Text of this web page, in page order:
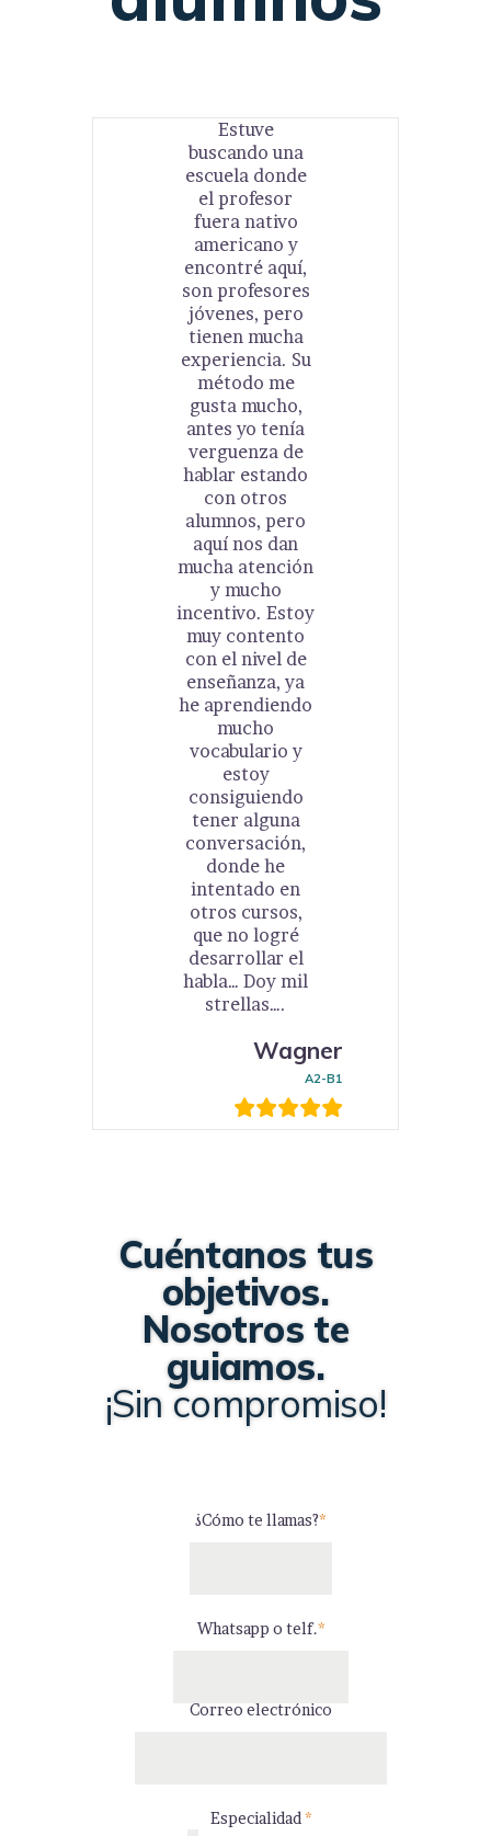
Estuve
buscando una
escuela donde
el profesor
fuera nativo
americano y
encontré aquí,
son profesores
jóvenes, pero
tienen mucha
experiencia. Su
método me
gusta mucho,
antes yo tenía
verguenza de
hablar estando
con otros
alumnos, pero
aquí nos dan
mucha atención
y mucho
incentivo. Estoy
muy contento
con el nivel de
enseñanza, ya
he aprendiendo
mucho
vocabulario y
estoy
consiguiendo
tener alguna
conversación,
donde he
intentado en
otros cursos,
que no logré
desarrollar el
habla… Doy mil
strellas….
Wagner
A2-B1
Cuéntanos tus
objetivos.
Nosotros te
guiamos.
¡Sin compromiso!
¿Cómo te llamas?*
Whatsapp o telf.*
Correo electrónico
Especialidad *